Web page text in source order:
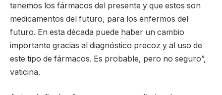
tenemos los fármacos del presente y que estos son
medicamentos del futuro, para los enfermos del
futuro. En esta década puede haber un cambio
importante gracias al diagnóstico precoz y al uso de
este tipo de fármacos. Es probable, pero no seguro”,
vaticina.